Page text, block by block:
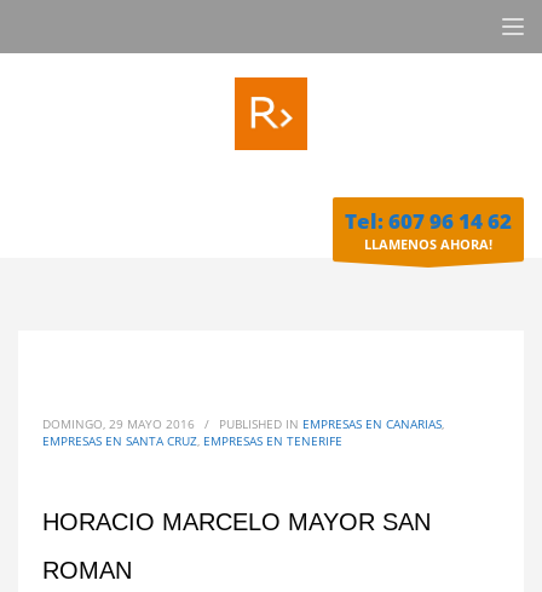
Tel: 607 96 14 62
LLAMENOS AHORA!
DOMINGO, 29 MAYO 2016 / PUBLISHED IN EMPRESAS EN CANARIAS,
EMPRESAS EN SANTA CRUZ, EMPRESAS EN TENERIFE
HORACIO MARCELO MAYOR SAN
ROMAN